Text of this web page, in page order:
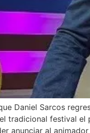
Daniel Sarcos
tradicional festival
anunciar al